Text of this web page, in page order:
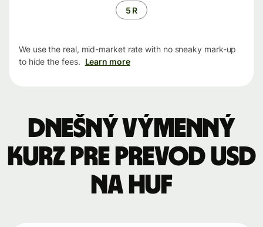
5 R
We use the real, mid-market rate with no sneaky mark-up
to hide the fees. Learn more
Dnešný výmenný
kurz pre prevod USD
na HUF